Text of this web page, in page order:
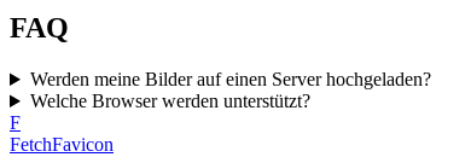
FAQ
Werden meine Bilder auf einen Server hochgeladen?
Welche Browser werden unterstützt?
F
FetchFavicon